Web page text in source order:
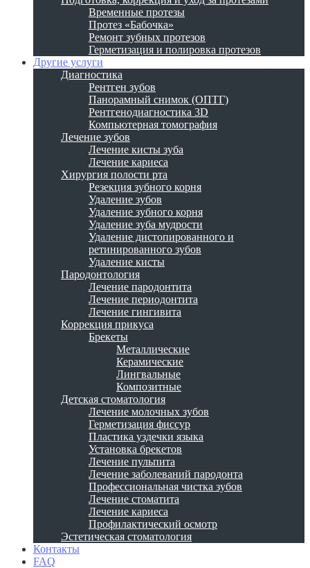
Временные протезы
Протез «Бабочка»
Ремонт зубных протезов
Герметизация и полировка протезов
Другие услуги
Диагностика
Рентген зубов
Панорамный снимок (ОПТГ)
Рентгенодиагностика 3D
Компьютерная томография
Лечение зубов
Лечение кисты зуба
Лечение кариеса
Хирургия полости рта
Резекция зубного корня
Удаление зубов
Удаление зубного корня
Удаление зуба мудрости
Удаление дистопированного и
ретинированного зубов
Удаление кисты
Пародонтология
Лечение пародонтита
Лечение периодонтита
Лечение гингивита
Коррекция прикуса
Брекеты
Металлические
Керамические
Лингвальные
Композитные
Детская стоматология
Лечение молочных зубов
Герметизация фиссур
Пластика уздечки языка
Установка брекетов
Лечение пульпита
Лечение заболеваний пародонта
Профессиональная чистка зубов
Лечение стоматита
Лечение кариеса
Профилактический осмотр
Эстетическая стоматология
Контакты
FAQ